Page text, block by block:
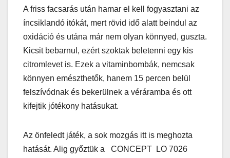
A friss facsarás után hamar el kell fogyasztani az
íncsiklandó itókát, mert rövid idő alatt beindul az
oxidáció és utána már nem olyan könnyed, guszta.
Kicsit bebarnul, ezért szoktak beletenni egy kis
citromlevet is. Ezek a vitaminbombák, nemcsak
könnyen emészthetők, hanem 15 percen belül
felszívódnak és bekerülnek a véráramba és ott
kifejtik jótékony hatásukat.
Az önfeledt játék, a sok mozgás itt is meghozta
hatását. Alig győztük a CONCEPT LO 7026